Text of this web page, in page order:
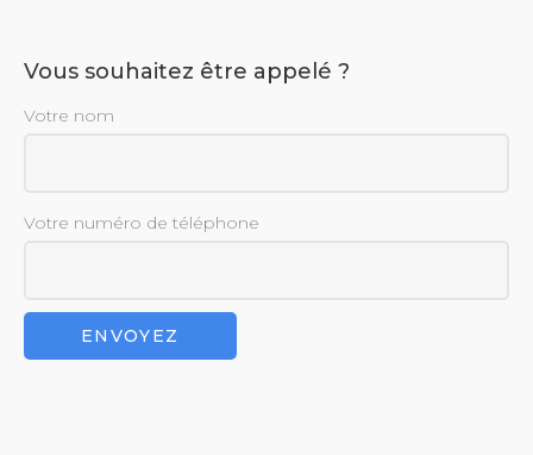
Vous souhaitez être appelé ?
Votre nom
Votre numéro de téléphone